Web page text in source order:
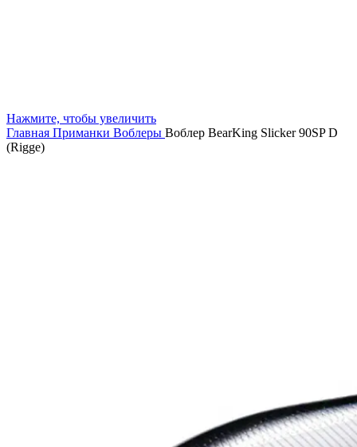
Нажмите, чтобы увеличить
Главная Приманки Воблеры Воблер BearKing Slicker 90SP D
(Rigge)